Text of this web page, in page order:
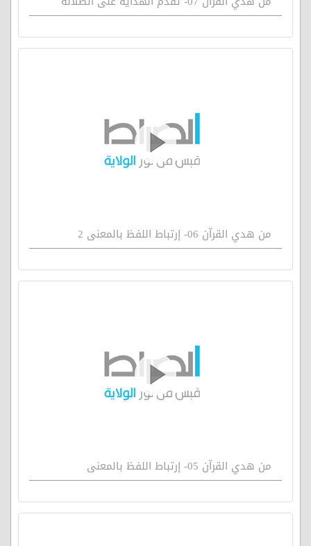
من هدي القرآن 06- إرتباط اللفظ بالمعنى 2
من هدي القرآن 05- إرتباط اللفظ بالمعنى